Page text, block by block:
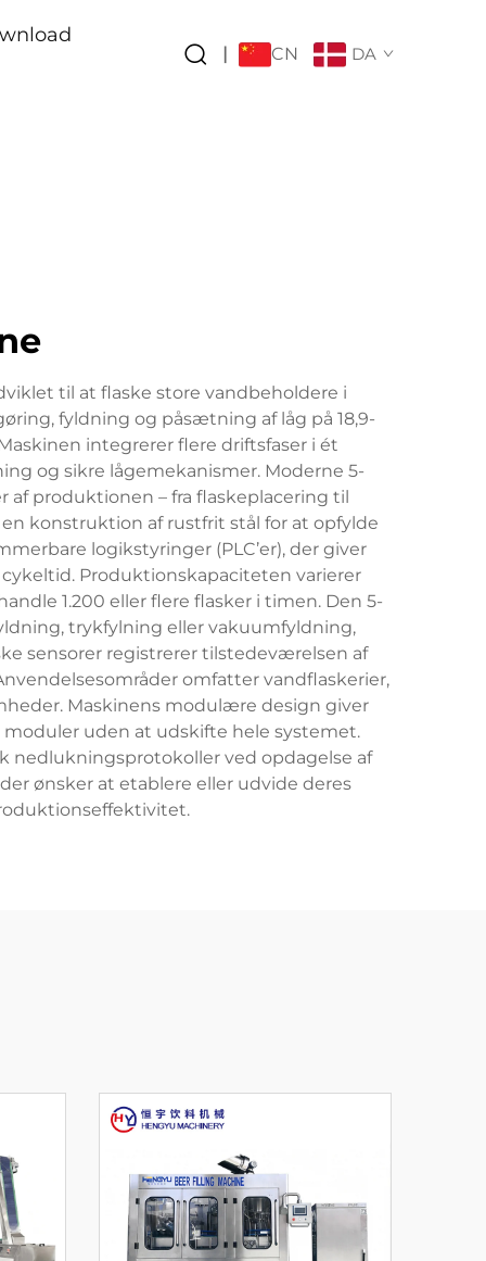
| CN DA
til at flaske store vandbeholdere i
fyldning og påsætning af låg på 18,9-
integrerer flere driftsfaser i ét
og sikre lågemekanismer. Moderne 5-
af produktionen – fra flaskeplacering til
konstruktion af rustfrit stål for at opfylde
logikstyringer (PLC’er), der giver
Produktionskapaciteten varierer
1.200 eller flere flasker i timen. Den 5-
trykfylning eller vakuumfyldning,
sensorer registrerer tilstedeværelsen af
omfatter vandflaskerier,
Maskinens modulære design giver
uden at udskifte hele systemet.
ved opdagelse af
ønsker at etablere eller udvide deres